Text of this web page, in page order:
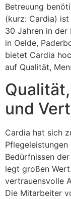
Betreuung
(kurz: Cardia)
30 Jahren in
in Oelde,
bietet Cardia
auf Qualität,
und
Cardia hat sich
Bedürfnissen
legt großen
vertrauensvolle
Die Mitarbeiter